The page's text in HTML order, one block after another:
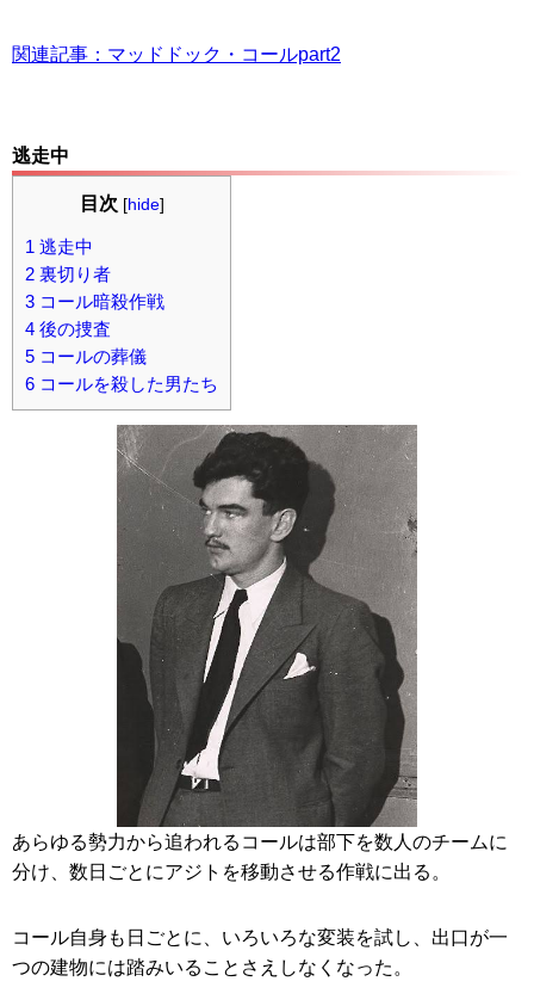
関連記事：マッドドック・コールpart2
逃走中
目次 [hide]
1 逃走中
2 裏切り者
3 コール暗殺作戦
4 後の捜査
5 コールの葬儀
6 コールを殺した男たち
あらゆる勢力から追われるコールは部下を数人のチームに
分け、数日ごとにアジトを移動させる作戦に出る。
コール自身も日ごとに、いろいろな変装を試し、出口が一
つの建物には踏みいることさえしなくなった。